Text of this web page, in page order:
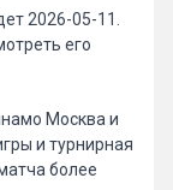
2026-05-11.
его
Москва и
и турнирная
более